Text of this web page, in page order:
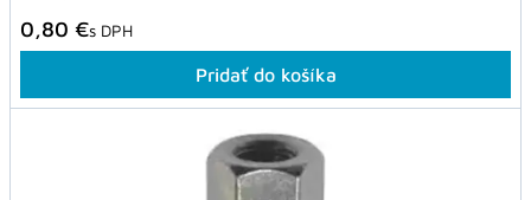
0,80 €s DPH
Pridať do košíka